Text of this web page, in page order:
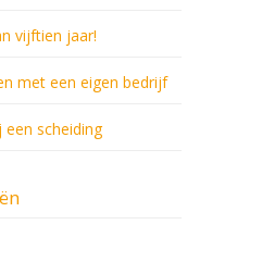
vijftien jaar!
met een eigen bedrijf
een scheiding